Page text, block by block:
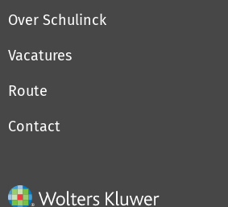
Over Schulinck
Vacatures
Route
Contact